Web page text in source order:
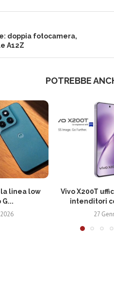
doppia fotocamera,
A12Z
POTREBBE
linea low
G...
Vivo X200T
intenditori
27